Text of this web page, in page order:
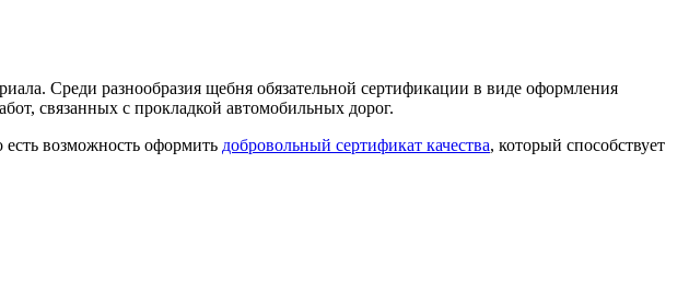
Среди разнообразия щебня обязательной сертификации в виде оформления
связанных с прокладкой автомобильных дорог.
возможность оформить добровольный сертификат качества, который способствует